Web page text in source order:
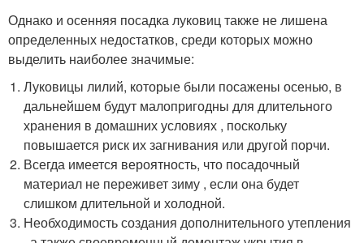
Однако и осенняя посадка луковиц также не лишена
определенных недостатков, среди которых можно
выделить наиболее значимые:
Луковицы лилий, которые были посажены осенью, в
дальнейшем будут малопригодны для длительного
хранения в домашних условиях , поскольку
повышается риск их загнивания или другой порчи.
Всегда имеется вероятность, что посадочный
материал не переживет зиму , если она будет
слишком длительной и холодной.
Необходимость создания дополнительного утепления